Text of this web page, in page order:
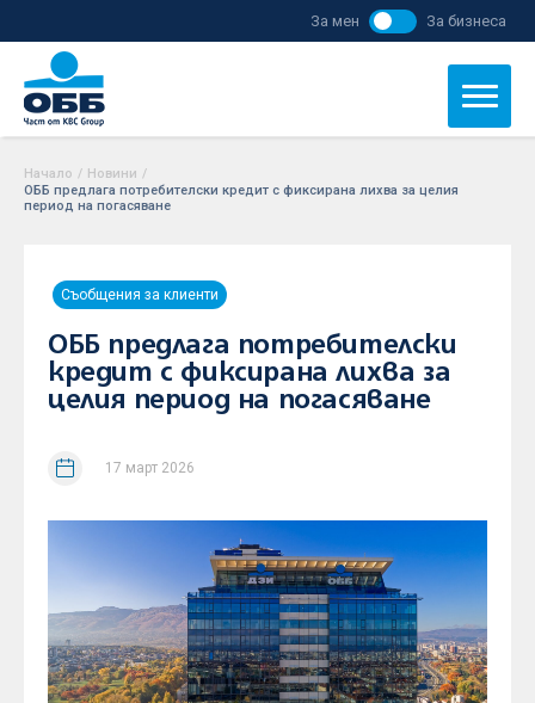
За мен За бизнеса
Начало / Новини /
ОББ предлага потребителски кредит с фиксирана лихва за целия
период на погасяване
Съобщения за клиенти
ОББ предлага потребителски
кредит с фиксирана лихва за
целия период на погасяване
17 март 2026